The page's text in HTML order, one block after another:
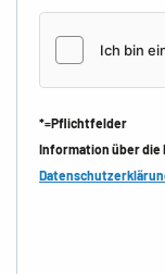
*=Pflichtfelder
Information über die